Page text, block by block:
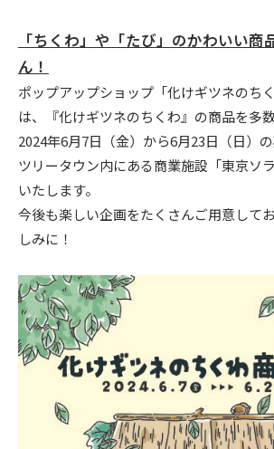
〒104-0061
東京都中央区銀座7丁目13番20号 銀座THビ
「ちくわ」や「たび」のかわいい商
ん！
ポップアップショップ「化けギツネのち
は、『化けギツネのちくわ』の商品を多数
2024年6月7日（金）から6月23日（日）
ツリータウン内にある商業施設「東京ソ
いたします。
今後も楽しい企画をたくさんご用意して
しみに！